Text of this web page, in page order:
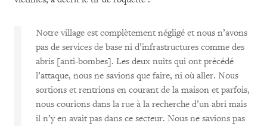
Notre village est complètement négligé et nous n’avons
pas de services de base ni d’infrastructures comme des
abris [anti-bombes]. Les deux nuits qui ont précédé
l’attaque, nous ne savions que faire, ni où aller. Nous
sortions et rentrions en courant de la maison et parfois,
nous courions dans la rue à la recherche d’un abri mais
il n’y en avait pas dans ce secteur. Nous ne savions pas